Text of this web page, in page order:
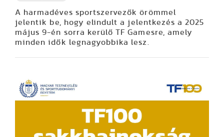
A harmadéves sportszervezők örömmel
jelentik be, hogy elindult a jelentkezés a 2025
május 9-én sorra kerülő TF Gamesre, amely
minden idők legnagyobbika lesz.